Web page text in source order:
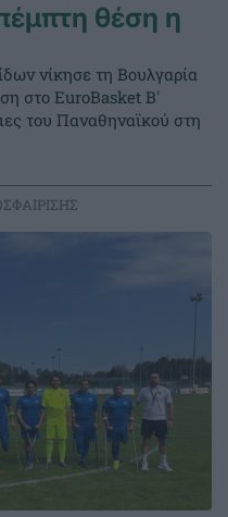
θέση η
νίκησε τη Βουλγαρία
στο EuroBasket Β'
του Παναθηναϊκού στη